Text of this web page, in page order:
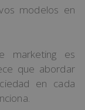
modelos en
marketing es
que abordar
en cada